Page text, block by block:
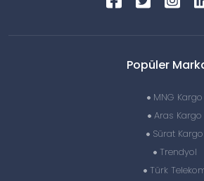
Popüler
MNG Kargo
Aras Kargo
Sürat Kargo
Trendyol
Türk